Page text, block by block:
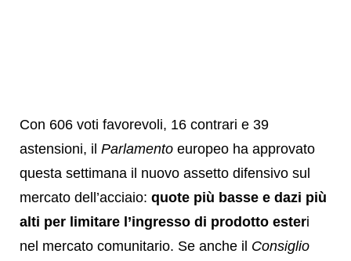
Con 606 voti favorevoli, 16 contrari e 39
astensioni, il Parlamento europeo ha approvato
questa settimana il nuovo assetto difensivo sul
mercato dell’acciaio: quote più basse e dazi più
alti per limitare l’ingresso di prodotto esteri
nel mercato comunitario. Se anche il Consiglio